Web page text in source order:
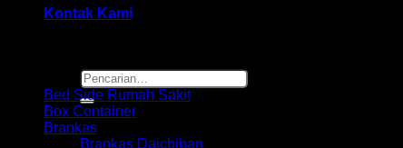
Kontak Kami
Pencarian
untuk:
Bed Side Rumah Sakit
Box Container
Brankas
Brankas Daichiban